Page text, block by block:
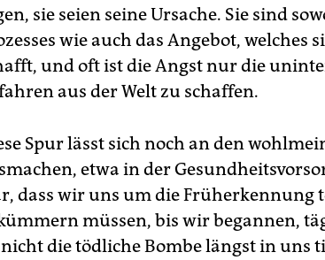
sie seien seine Ursache. Sie sind
wie auch das Angebot, welches
und oft ist die Angst nur die
aus der Welt zu schaffen.
Spur lässt sich noch an den
etwa in der
dass wir uns um die Früherkennung
müssen, bis wir begannen,
die tödliche Bombe längst in uns